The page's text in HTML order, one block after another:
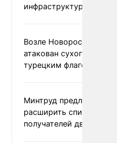
инфраструктуры
Возле Новороссийска
атакован сухогруз под
турецким флагом
Минтруд предложил
расширить список
получателей двух